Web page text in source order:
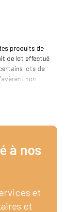
produits de
de lot effectué
lots de
non
à nos
et
et